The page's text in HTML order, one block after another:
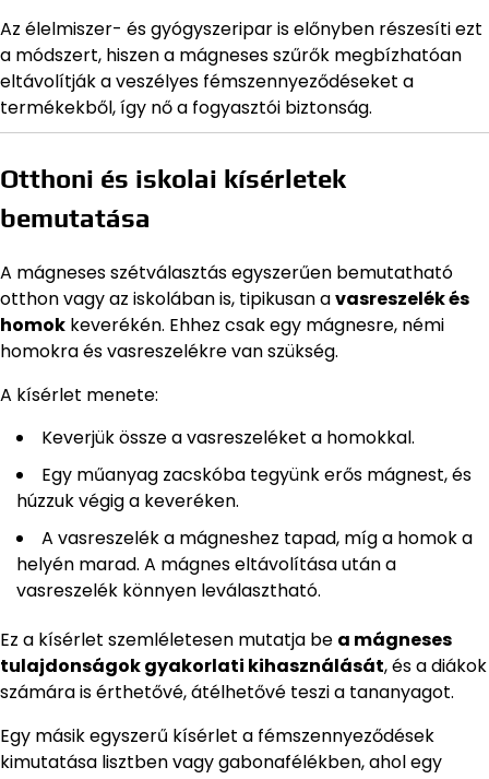
Az élelmiszer- és gyógyszeripar is előnyben részesíti ezt
a módszert, hiszen a mágneses szűrők megbízhatóan
eltávolítják a veszélyes fémszennyeződéseket a
termékekből, így nő a fogyasztói biztonság.
Otthoni és iskolai kísérletek
bemutatása
A mágneses szétválasztás egyszerűen bemutatható
otthon vagy az iskolában is, tipikusan avasreszelék és
homok keverékén. Ehhez csak egy mágnesre, némi
homokra és vasreszelékre van szükség.
A kísérlet menete:
Keverjük össze a vasreszeléket a homokkal.
Egy műanyag zacskóba tegyünk erős mágnest, és
húzzuk végig a keveréken.
A vasreszelék a mágneshez tapad, míg a homok a
helyén marad. A mágnes eltávolítása után a
vasreszelék könnyen leválasztható.
Ez a kísérlet szemléletesen mutatja be a mágneses
tulajdonságok gyakorlati kihasználását, és a diákok
számára is érthetővé, átélhetővé teszi a tananyagot.
Egy másik egyszerű kísérlet a fémszennyeződések
kimutatása lisztben vagy gabonafélékben, ahol egy